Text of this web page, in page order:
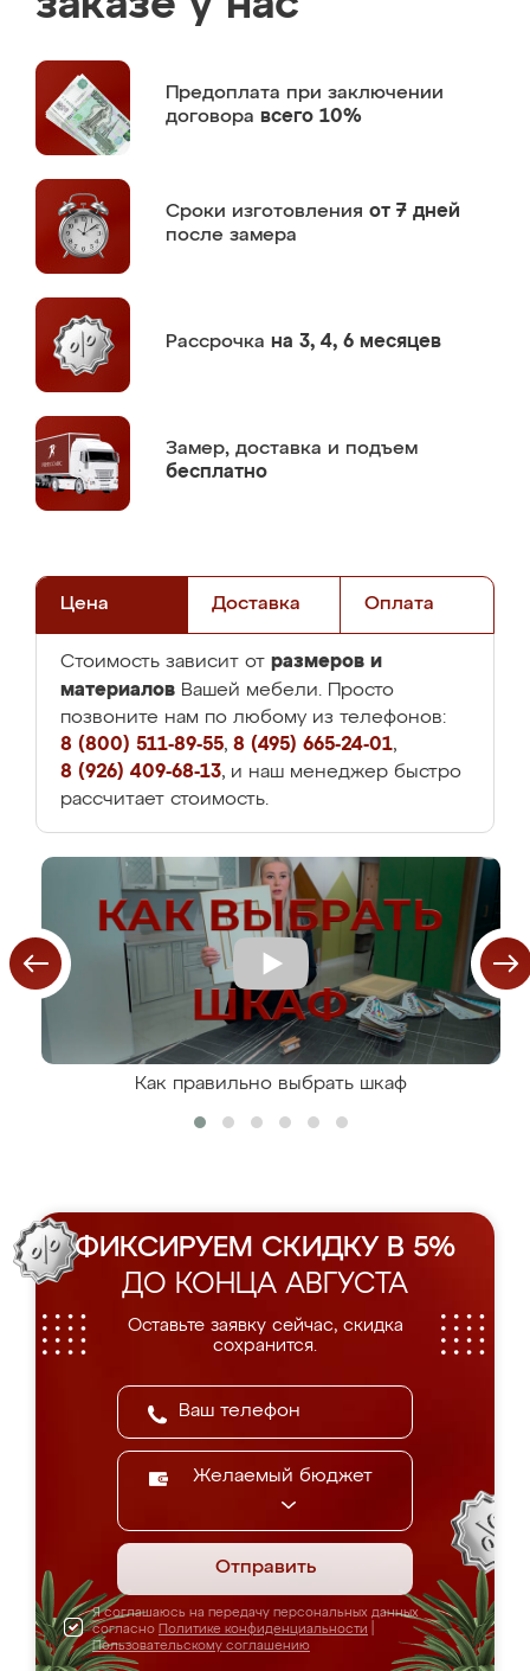
Предоплата при заключении
договора всего 10%
Сроки изготовления от 7 дней
после замера
Рассрочка на 3, 4, 6 месяцев
Замер, доставка и подъем
бесплатно
Цена Доставка Оплата
Стоимость зависит от размеров и
материалов Вашей мебели. Просто
позвоните нам по любому из телефонов:
8 (800) 511-89-55, 8 (495) 665-24-01,
8 (926) 409-68-13, и наш менеджер быстро
рассчитает стоимость.
Как правильно выбрать шкаф
ФИКСИРУЕМ СКИДКУ В 5%
ДО КОНЦА АВГУСТА
Оставьте заявку сейчас, скидка
сохранится.
Желаемый бюджет
Отправить
Я соглашаюсь на передачу персональных данных
согласно Политике конфиденциальности
Пользовательскому соглашению